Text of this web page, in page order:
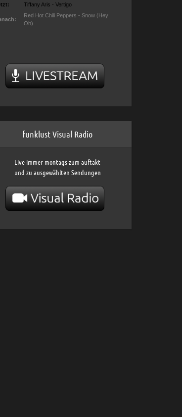
funklust Visual Radio
Live immer montags zum auftakt
und zu ausgewählten Sendungen